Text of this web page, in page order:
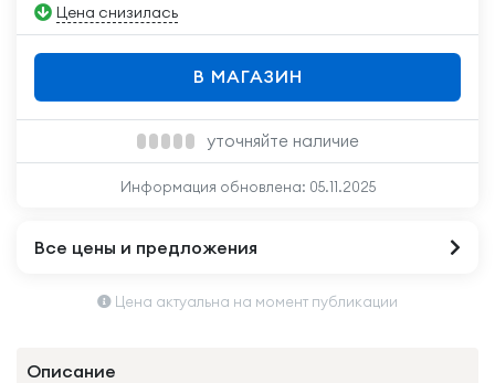
Цена снизилась
В МАГАЗИН
уточняйте наличие
Информация обновлена: 05.11.2025
Все цены и предложения
Цена актуальна на момент публикации
Описание